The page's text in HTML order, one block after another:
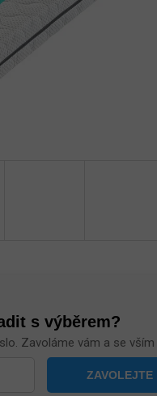
s výběrem?
Zavoláme vám a se